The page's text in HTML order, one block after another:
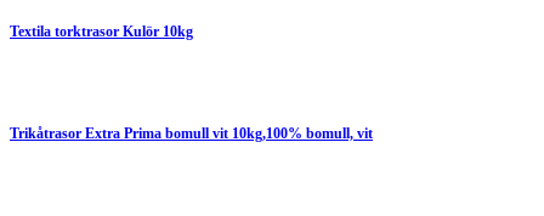
Textila torktrasor Kulör 10kg
Trikåtrasor Extra Prima bomull vit 10kg,100% bomull, vit